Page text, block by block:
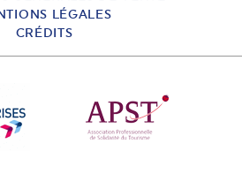
LÉGALES
CRÉDITS